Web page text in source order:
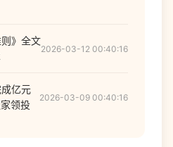
》全文
2026-03-12 00:40:16
亿元
领投
2026-03-09 00:40:16